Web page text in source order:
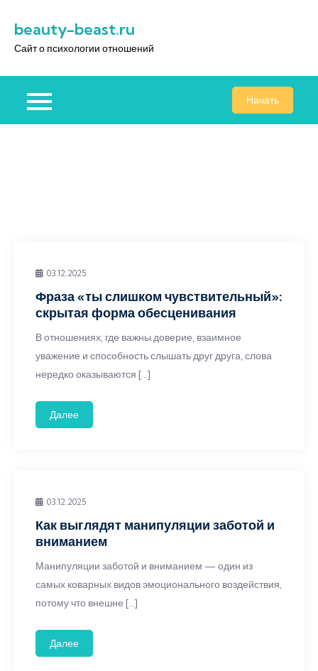
содержимому
beauty-beast.ru
Сайт о психологии отношений
Начать
03.12.2025
Фраза «ты слишком чувствительный»:
скрытая форма обесценивания
В отношениях, где важны доверие, взаимное
уважение и способность слышать друг друга, слова
нередко оказываются […]
Далее
03.12.2025
Как выглядят манипуляции заботой и
вниманием
Манипуляции заботой и вниманием — один из
самых коварных видов эмоционального воздействия,
потому что внешне […]
Далее